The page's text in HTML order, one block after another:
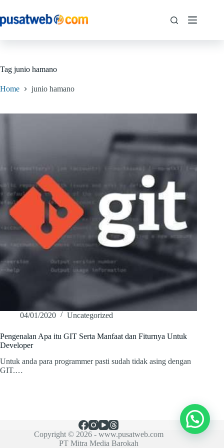
Tag junio hamano
Home junio hamano
04/01/2020 Uncategorized
Pengenalan Apa itu GIT Serta Manfaat dan Fiturnya Untuk
Developer
Untuk anda para programmer pasti sudah tidak asing dengan
GIT.…
Copyright © 2026 - www.pusatweb.com
PT Mitra Media Barokah